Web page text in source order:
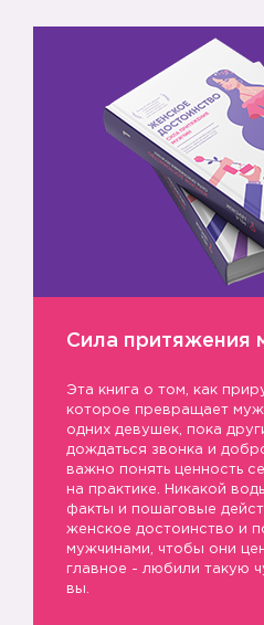
Сила притяжения
Эта книга о том, как
которое превращает
одних девушек, пока
дождаться звонка и
важно понять ценность
на практике. Никакой
факты и пошаговые
женское достоинство и
мужчинами, чтобы они
главное - любили такую
вы.